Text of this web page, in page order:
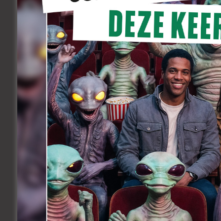
30-40 jaar
CASTING VIDEO (max. 3 min)
– Stel jezelf kort voor: naam, leeftijd,
– Wat is het verschil tussen voor
ooit moeten leren?
– Waar ligt voor jou de grens tussen
Inschrijven kanhier.
Met vragen kan je terecht bij
HOOFDROL
VROUW
58- 65 jaar
CASTING VIDEO (max. 3 min)
– Stel jezelf kort voor: naam, leeftijd,
– Wat is het verschil tussen voor
ooit moeten leren?
– Waar ligt voor jou de grens tussen
Inschrijven kanhier.